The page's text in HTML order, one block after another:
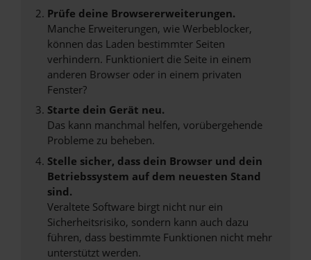
Prüfe deine Browsererweiterungen.
Manche Erweiterungen, wie Werbeblocker,
können das Laden bestimmter Seiten
verhindern. Funktioniert die Seite in einem
anderen Browser oder in einem privaten
Fenster?
Starte dein Gerät neu.
Das kann manchmal helfen, vorübergehende
Probleme zu beheben.
Stelle sicher, dass dein Browser und dein
Betriebssystem auf dem neuesten Stand
sind.
Veraltete Software birgt nicht nur ein
Sicherheitsrisiko, sondern kann auch dazu
führen, dass bestimmte Funktionen nicht mehr
unterstützt werden.